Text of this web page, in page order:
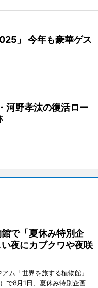
」 今年も豪華ゲス
河野孝汰の復活ロー
で「夏休み特別企
夜にカブクワや夜咲
ム「世界を旅する植物館」
で8月1日、夏休み特別企画